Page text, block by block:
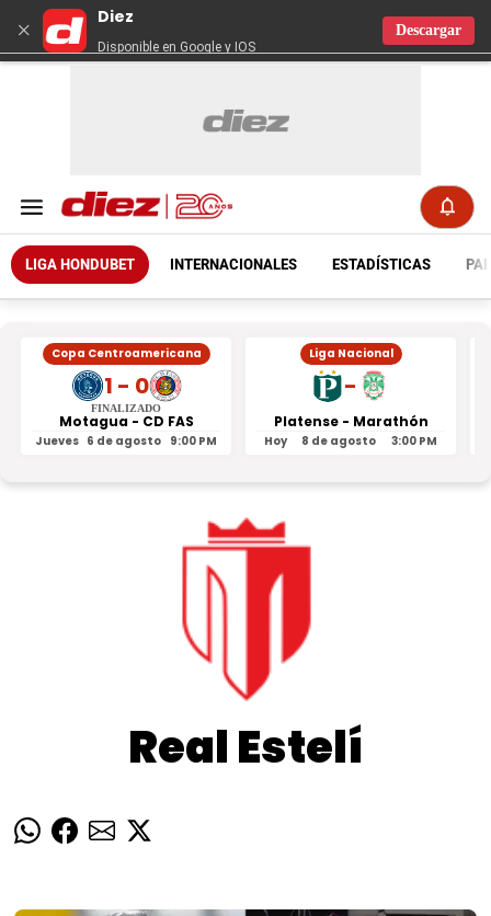
×
Diez
Disponible en Google y IOS
Descargar
LIGA HONDUBET INTERNACIONALES ESTADÍSTICAS
Copa Centroamericana
1 - 0
FINALIZADO
Motagua - CD FAS
Jueves 6 de agosto 9:00 PM
Liga Nacional
-
Platense - Marathón
Hoy 8 de agosto 3:00 PM
Real Estelí